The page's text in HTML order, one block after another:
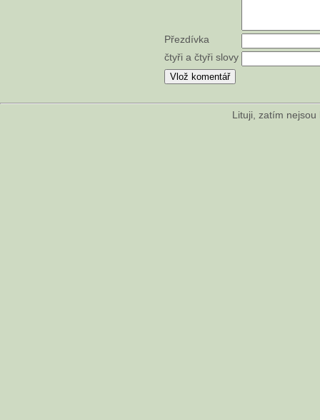
Přezdívka
čtyři a čtyři slovy
Lituji, zatím